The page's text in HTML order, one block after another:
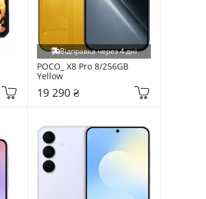
Відправка через 4 дні
POCO_ X8 Pro 8/256GB
Yellow
19 290 ₴